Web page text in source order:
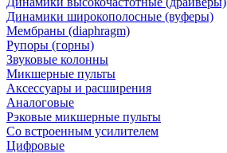
Динамики широкополосные (вуферы)
Мембраны (diaphragm)
Рупоры (горны)
Звуковые колонны
Микшерные пульты
Аксессуары и расширения
Аналоговые
Рэковые микшерные пульты
Со встроенным усилителем
Цифровые